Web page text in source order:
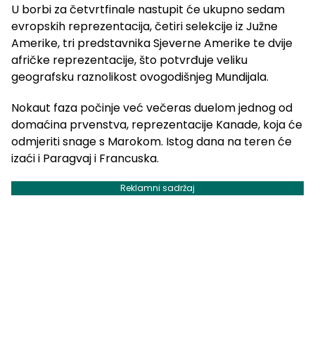
U borbi za četvrtfinale nastupit će ukupno sedam
evropskih reprezentacija, četiri selekcije iz Južne
Amerike, tri predstavnika Sjeverne Amerike te dvije
afričke reprezentacije, što potvrđuje veliku
geografsku raznolikost ovogodišnjeg Mundijala.
Nokaut faza počinje već večeras duelom jednog od
domaćina prvenstva, reprezentacije Kanade, koja će
odmjeriti snage s Marokom. Istog dana na teren će
izaći i Paragvaj i Francuska.
Reklamni sadržaj